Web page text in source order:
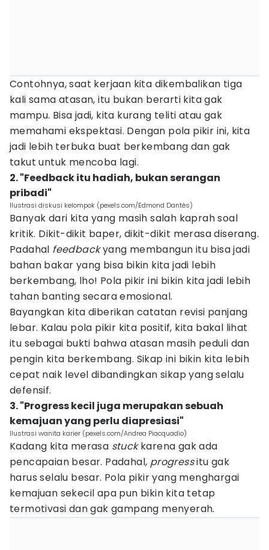
Contohnya, saat kerjaan kita dikembalikan tiga
kali sama atasan, itu bukan berarti kita gak
mampu. Bisa jadi, kita kurang teliti atau gak
memahami ekspektasi. Dengan pola pikir ini, kita
jadi lebih terbuka buat berkembang dan gak
takut untuk mencoba lagi.
2. "Feedback itu hadiah, bukan serangan
pribadi"
Ilustrasi diskusi kelompok (pexels.com/Edmond Dantès)
Banyak dari kita yang masih salah kaprah soal
kritik. Dikit-dikit baper, dikit-dikit merasa diserang.
Padahal feedbackyang membangun itu bisa jadi
bahan bakar yang bisa bikin kita jadi lebih
berkembang, lho! Pola pikir ini bikin kita jadi lebih
tahan banting secara emosional.
Bayangkan kita diberikan catatan revisi panjang
lebar. Kalau pola pikir kita positif, kita bakal lihat
itu sebagai bukti bahwa atasan masih peduli dan
pengin kita berkembang. Sikap ini bikin kita lebih
cepat naik level dibandingkan sikap yang selalu
defensif.
3. "Progress kecil juga merupakan sebuah
kemajuan yang perlu diapresiasi"
Ilustrasi wanita karier (pexels.com/Andrea Piacquadio)
Kadang kita merasa stuckkarena gak ada
pencapaian besar. Padahal, progressitu gak
harus selalu besar. Pola pikir yang menghargai
kemajuan sekecil apa pun bikin kita tetap
termotivasi dan gak gampang menyerah.